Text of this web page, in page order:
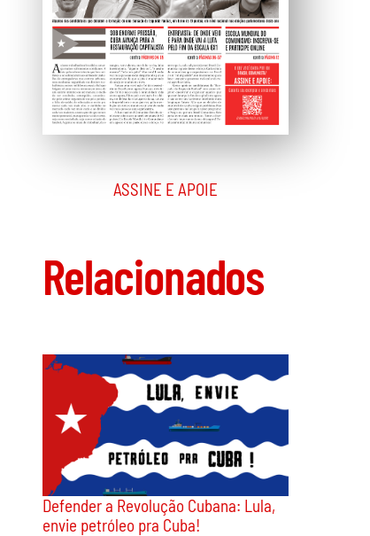
ASSINE E APOIE
Relacionados
Defender a Revolução Cubana: Lula,
envie petróleo pra Cuba!